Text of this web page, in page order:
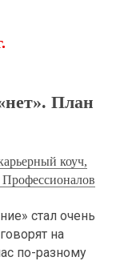
План
коуч,
стал очень
на
по-разному